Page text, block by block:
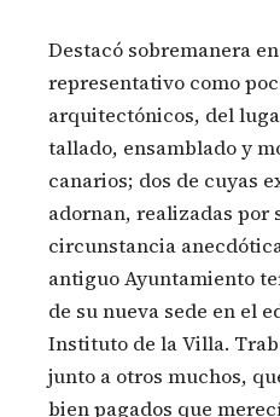
Destacó sobremanera
representativo como
arquitectónicos, del
tallado, ensamblado y
canarios; dos de cuyas
adornan, realizadas por
circunstancia
antiguo Ayuntamiento
de su nueva sede en el
Instituto de la Villa.
junto a otros muchos,
bien pagados que